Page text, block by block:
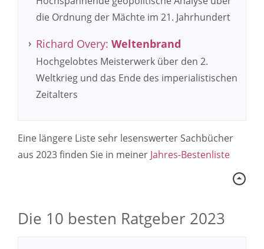
die Ordnung der Mächte im 21. Jahrhundert
Richard Overy: Weltenbrand
Hochgelobtes Meisterwerk über den 2.
Weltkrieg und das Ende des imperialistischen
Zeitalters
Eine längere Liste sehr lesenswerter Sachbücher
aus 2023 finden Sie in meiner Jahres-Bestenliste
Die 10 besten Ratgeber 2023